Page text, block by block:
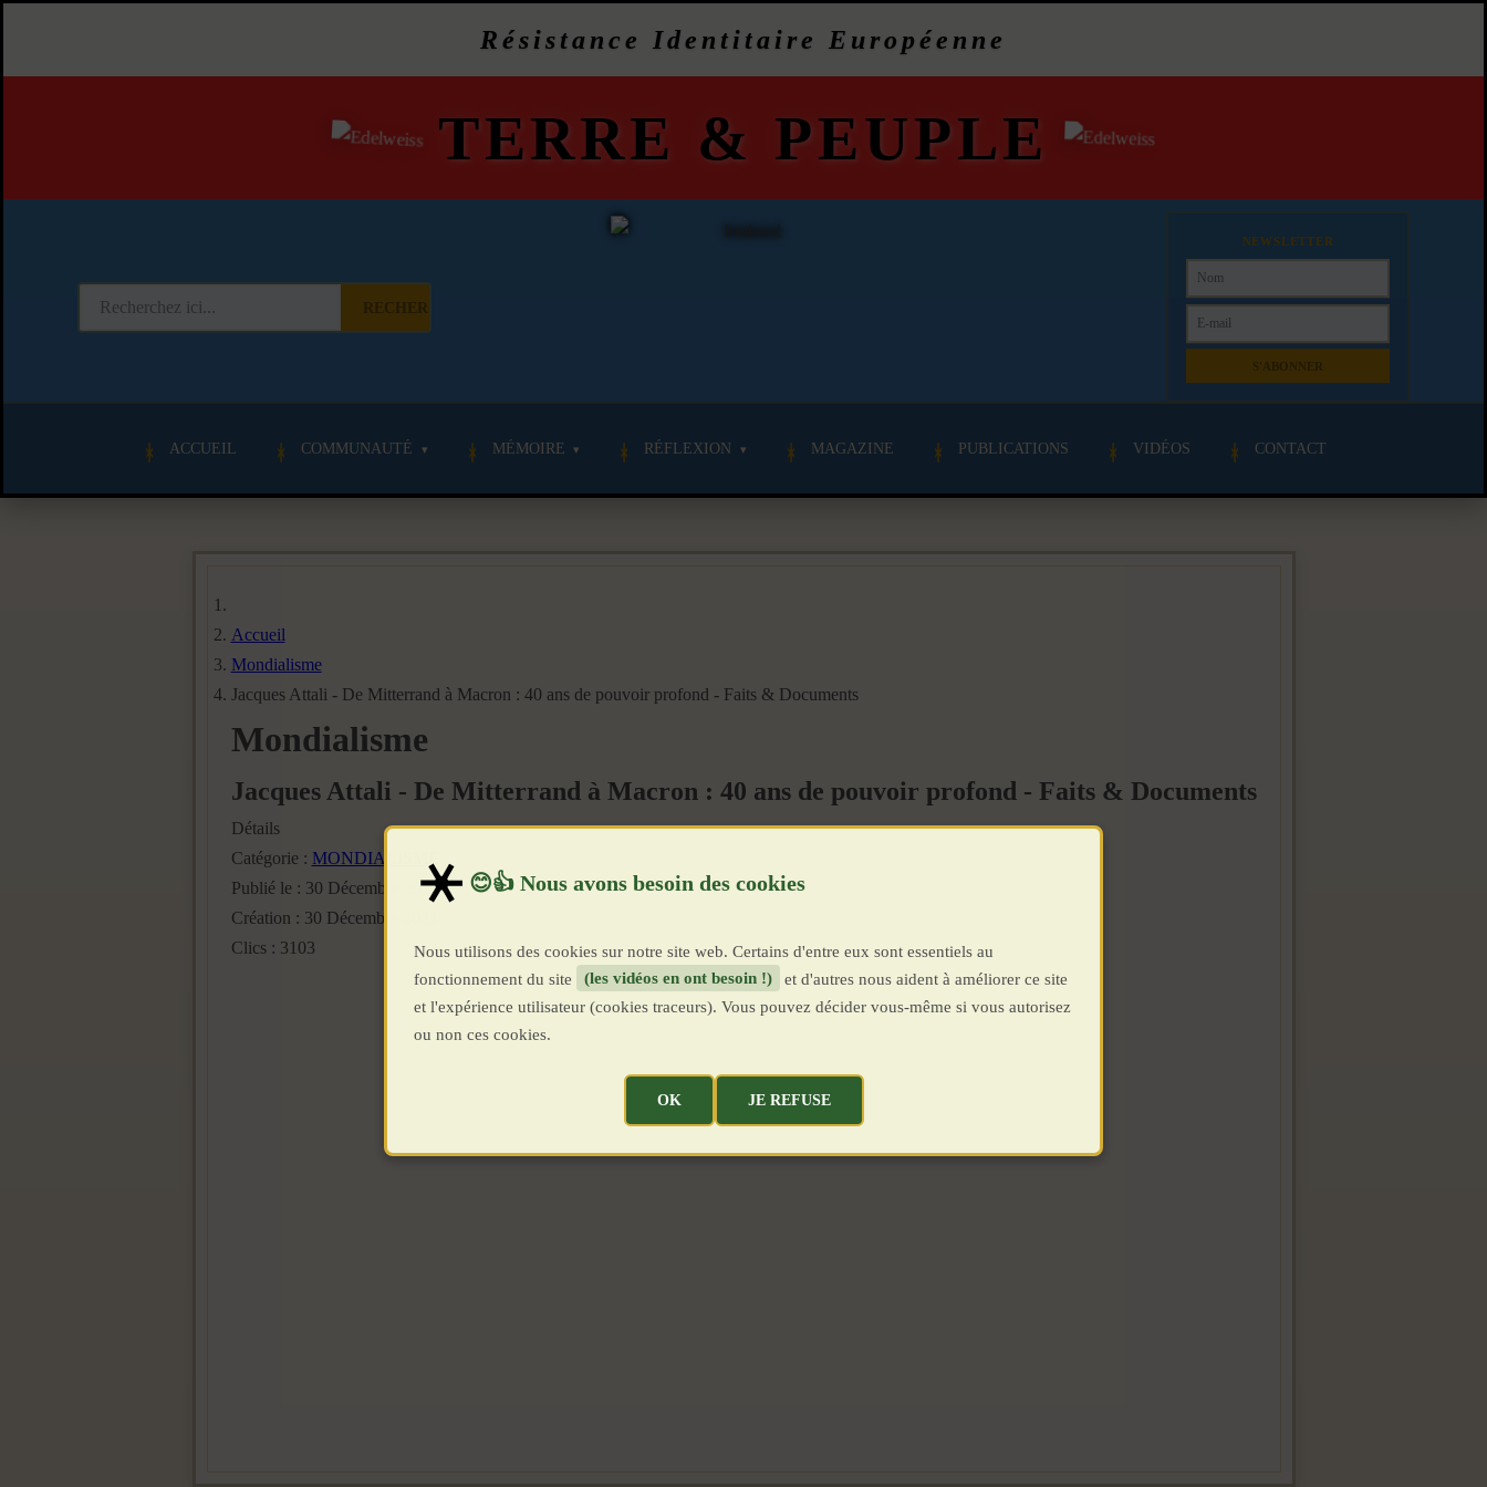
Résistance Identitaire Européenne
TERRE & PEUPLE
NEWSLETTER
ACCUEIL COMMUNAUTÉ MÉMOIRE RÉFLEXION MAGAZINE PUBLICATIONS VIDÉOS CONTACT
Accueil
Mondialisme
Jacques Attali - De Mitterrand à Macron : 40 ans de pouvoir profond - Faits & Documents
Mondialisme
Jacques Attali - De Mitterrand à Macron : 40 ans de pouvoir profond - Faits & Documents
Détails
Catégorie : MONDIALISME
Publié le : 30 Décembre 2021
Création : 30 Décembre 2021
Clics : 3103
Nous utilisons des cookies sur notre site web. Certains d'entre eux sont essentiels au
fonctionnement du site
(les vidéos en ont besoin !)
et d'autres nous aident à améliorer ce site
et l'expérience utilisateur (cookies traceurs). Vous pouvez décider vous-même si vous autorisez
ou non ces cookies.
OK JE REFUSE